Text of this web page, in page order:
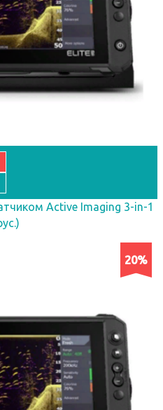
Active Imaging 3-in-1
20%